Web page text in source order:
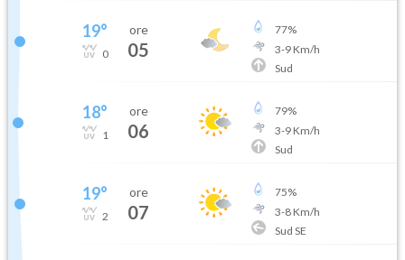
19°
0
ore
05
77%
3-9Km/h
Sud
18°
1
ore
06
79%
3-9Km/h
Sud
19°
2
ore
07
75%
3-8Km/h
Sud SE